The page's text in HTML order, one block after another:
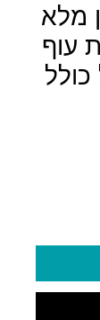
מלא
עוף